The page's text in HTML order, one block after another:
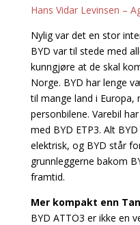
Hans Vidar Levinsen –
Nylig var det en stor
BYD var til stede med
kunngjøre at de skal
Norge. BYD har lenge
til mange land i Europa,
personbilene. Varebil
med BYD ETP3. Alt
elektrisk, og BYD står
grunnleggerne bakom
framtid.
Mer kompakt enn
BYD ATTO3 er ikke en